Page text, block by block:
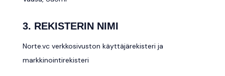
3. REKISTERIN NIMI
Norte.vc verkkosivuston käyttäjärekisteri ja
markkinointirekisteri